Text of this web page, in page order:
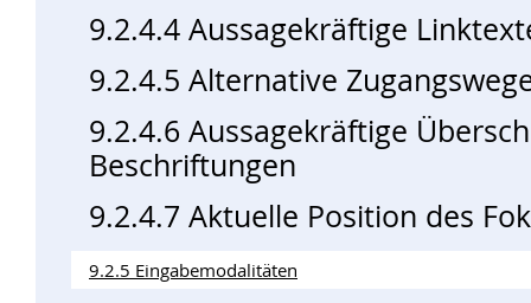
9.2.4.4 Aussagekräftige
9.2.4.5 Alternative
9.2.4.6 Aussagekräftige
Beschriftungen
9.2.4.7 Aktuelle Position des
9.2.5 Eingabemodalitäten